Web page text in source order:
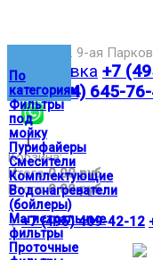
По
категориям
Фильтры
под
мойку
Пурифайеры
Смесители
Комплектующие
Водонагреватели
(бойлеры)
Магистральные
фильтры
Проточные
Москва,ул. 9-ая
Доставка +7
+7 (964) 645-
|
Корзина:
Итого0.00 руб
Итого0.00 руб
| +7 (495) 409-42-12